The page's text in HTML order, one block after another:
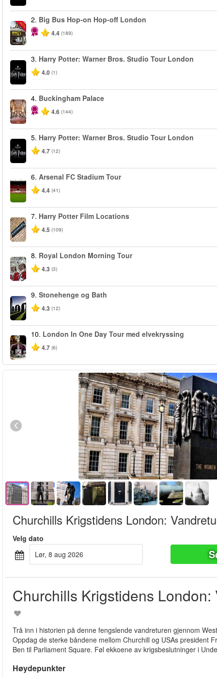
-40%
2. Big Bus Hop-on Hop-off London
4.4 (189)
3. Harry Potter: Warner Bros. Studio Tour London
4.0 (1)
4. Buckingham Palace
4.6 (144)
5. Harry Potter: Warner Bros. Studio Tour London
4.7 (12)
6. Arsenal FC Stadium Tour
4.4 (41)
7. Harry Potter Film Locations
4.5 (109)
8. Royal London Morning Tour
4.3 (3)
9. Stonehenge og Bath
4.3 (12)
10. London In One Day Tour med elvekryssing
4.7 (6)
Churchills Krigstidens London:
Velg dato
lør, 8 aug 2026
Churchills Krigstidens London:
Trå inn i historien på denne fengslende vandreturen gjennom
Oppdag de sterke båndene mellom Churchill og USAs president
Ben til Parliament Square. Føl ekkoene av krigsbeslutninger i
Høydepunkter